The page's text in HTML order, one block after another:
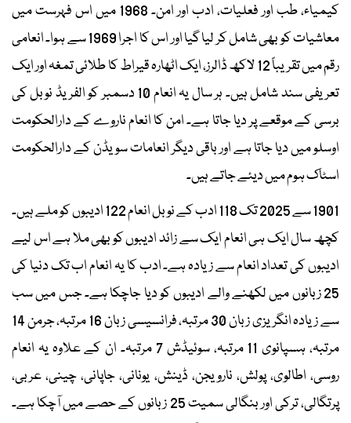
کیمیاء، طب اور فعلیات، ادب اور امن۔ 1968 میں اس فہرست میں
معاشیات کو بھی شامل کر لیا گیا اور اس کا اجرا 1969 سے ہوا۔ انعامی
رقم میں تقریباً 12 لاکھ ڈالرز، ایک اٹھارہ قیراط کا طلائی تمغہ اور ایک
تعریفی سند شامل ہیں۔ ہر سال یہ انعام 10 دسمبر کو الفریڈ نوبل کی
برسی کے موقعے پر دیا جاتا ہے۔ امن کا انعام ناروے کے دارالحکومت
اوسلو میں دیا جاتا ہے اور باقی دیگر انعامات سویڈن کے دارالحکومت
اسٹاک ہوم میں دیئے جاتے ہیں۔
1901 سے 2025 تک 118 ادب کے نوبل انعام 122 ادیبوں کو ملے ہیں۔
کچھ سال ایک ہی انعام ایک سے زائد ادیبوں کو بھی ملا ہے اس لیے
ادیبوں کی تعداد انعام سے زیادہ ہے۔ ادب کا یہ انعام اب تک دنیا کی
25 زبانوں میں لکھنے والے ادیبوں کو دیا جاچکا ہے۔ جس میں سب
سے زیادہ انگریزی زبان 30 مرتبہ، فرانسیسی زبان 16 مرتبہ، جرمن 14
مرتبہ، ہسپانوی 11 مرتبہ، سوئیڈش 7 مرتبہ۔ ان کے علاوہ یہ انعام
روسی، اطالوی، پولش، نارویجن، ڈینش، یونانی، جاپانی، چینی، عربی،
پرتگالی، ترکی اور بنگالی سمیت 25 زبانوں کے حصے میں آچکا ہے۔